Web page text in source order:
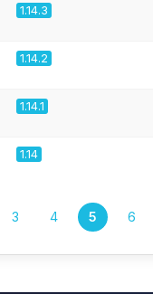
1.14.3
1.14.2
1.14.1
1.14
3 4 5 6